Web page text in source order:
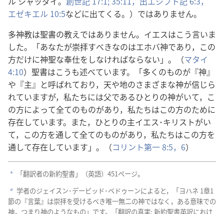
エゼキエル 10:5などに出てくる。）ではありません。
多神教は聖書の教えではありません。イエスはこう言いま
した。「あなたが崇拝すべきなのはエホバ神であり，この
方だけに神聖な奉仕をしなければならない」。（マタイ
4:10） 聖書はこうも述べています。「多くのものが『神』
や『主』と呼ばれており， 天や地のさまざまな神が信じら
れていますが， 私たちには父であるひとりの神がいて，こ
の方によって全てのものがあり， 私たちはこの方のために
存在しています。また，ひとりの主イエス･キリストがい
て，この方を通して全てのものがあり， 私たちはこの方を
通して存在しています」。（コリント第一8:5，6）
a 「翻訳者の新約聖書」（英語）451ページ。
b 学者のジェイスン･デービッド･ベドゥーンによると，「ヨハネ 1章1
節の『言葉』は崇拝を受けるべき唯一無二の神ではなく，ある意味での
神，つまり神のようなもの」です。「翻訳の真実: 新約聖書英訳におけ